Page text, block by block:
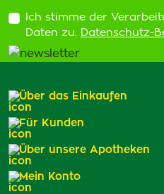
Ich stimme der
Daten zu. Datenschutz-
Über das Einkaufen
Für Kunden
Über unsere Apotheken
Mein Konto